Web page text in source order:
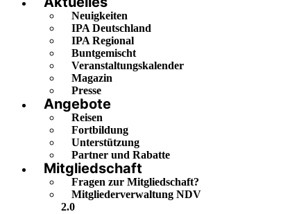
Neuigkeiten
IPA Deutschland
IPA Regional
Buntgemischt
Veranstaltungskalender
Magazin
Presse
Angebote
Reisen
Fortbildung
Unterstützung
Partner und Rabatte
Mitgliedschaft
Fragen zur Mitgliedschaft?
Mitgliederverwaltung NDV
2.0